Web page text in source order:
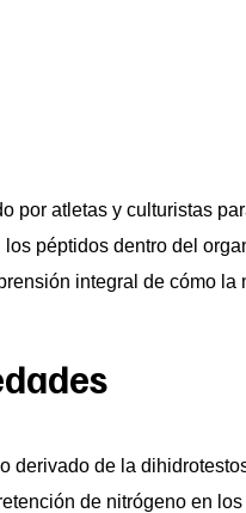
por atletas y culturistas
péptidos dentro del
integral de cómo la
derivado de la
de nitrógeno en